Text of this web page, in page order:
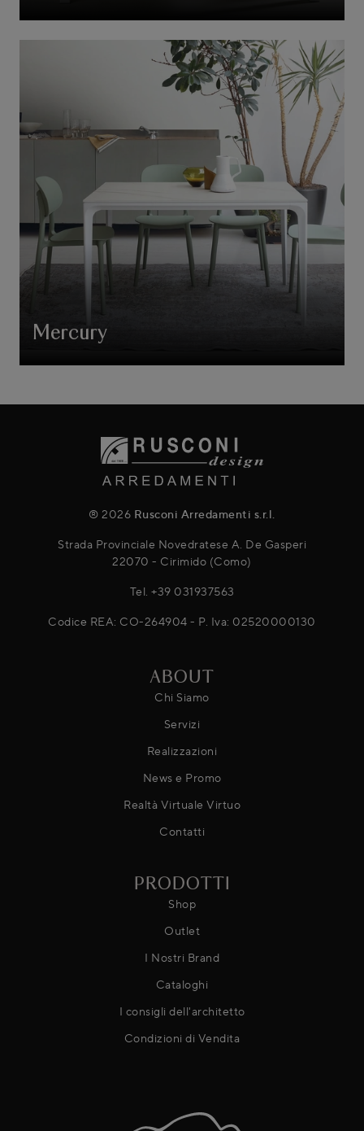
Mercury
® 2026 Rusconi Arredamenti s.r.l.
Strada Provinciale Novedratese A. De Gasperi
22070 - Cirimido (Como)
Tel. +39 031937563
Codice REA: CO-264904 - P. Iva: 02520000130
ABOUT
Chi Siamo
Servizi
Realizzazioni
News e Promo
Realtà Virtuale Virtuo
Contatti
PRODOTTI
Shop
Outlet
I Nostri Brand
Cataloghi
I consigli dell'architetto
Condizioni di Vendita